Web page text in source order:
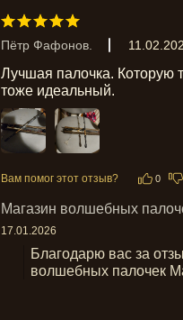
Пётр Фафонов.
Лучшая палочка. Которую
тоже идеальный.
Вам помог этот отзыв? 0
Магазин волшебных
17.01.2026
Благодарю вас за
волшебных палочек